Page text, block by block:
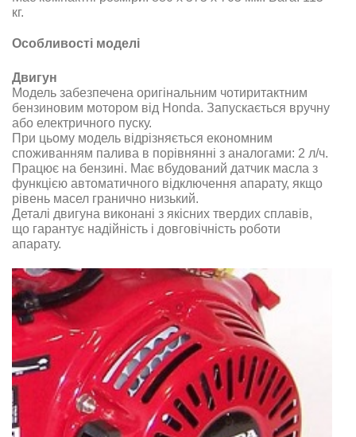
кг.
Особливості моделі
Двигун
Модель забезпечена оригінальним чотиритактним
бензиновим мотором від Honda. Запускається вручну
або електричного пуску.
При цьому модель відрізняється економним
споживанням палива в порівнянні з аналогами: 2 л/ч.
Працює на бензині. Має вбудований датчик масла з
функцією автоматичного відключення апарату, якщо
рівень масел гранично низький.
Деталі двигуна виконані з якісних твердих сплавів,
що гарантує надійність і довговічність роботи
апарату.